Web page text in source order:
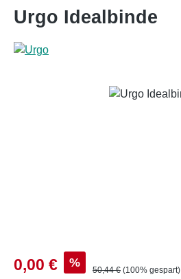
Urgo Idealbinde
Bildergalerie überspringen
Verkaufspreis:
0,00 € % Regulärer Preis:
50,44 € (100% gespart)